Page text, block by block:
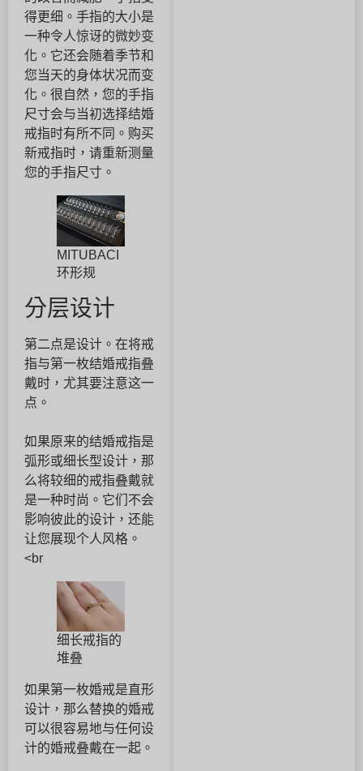
得更细。手指的大小是
一种令人惊讶的微妙变
化。它还会随着季节和
您当天的身体状况而变
化。很自然，您的手指
尺寸会与当初选择结婚
戒指时有所不同。购买
新戒指时，请重新测量
您的手指尺寸。
MITUBACI
环形规
分层设计
第二点是设计。在将戒
指与第一枚结婚戒指叠
戴时，尤其要注意这一
点。
如果原来的结婚戒指是
弧形或细长型设计，那
么将较细的戒指叠戴就
是一种时尚。它们不会
影响彼此的设计，还能
让您展现个人风格。
<br
细长戒指的
堆叠
如果第一枚婚戒是直形
设计，那么替换的婚戒
可以很容易地与任何设
计的婚戒叠戴在一起。